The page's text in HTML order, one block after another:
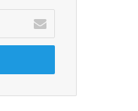
بريدك
الإلكتروني